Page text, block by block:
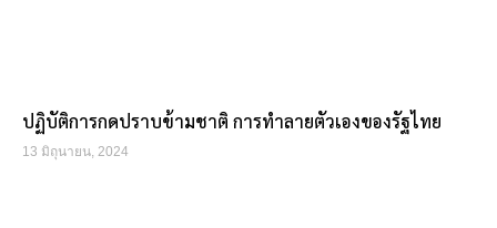
ปฏิบัติการกดปราบข้ามชาติ การทำลายตัวเองของรัฐไทย
13 มิถุนายน, 2024